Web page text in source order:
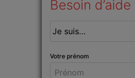
Besoin
Votre prénom